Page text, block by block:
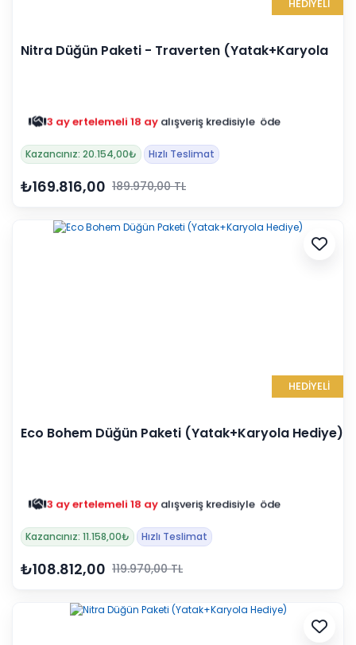
HEDİYELİ
Nitra Düğün Paketi - Traverten (Yatak+Karyola
3 ay ertelemeli 18 ay alışveriş kredisiyle öde
Kazancınız: 20.154,00₺ Hızlı Teslimat
₺169.816,00 189.970,00 TL
HEDİYELİ
Eco Bohem Düğün Paketi (Yatak+Karyola Hediye)
3 ay ertelemeli 18 ay alışveriş kredisiyle öde
Kazancınız: 11.158,00₺ Hızlı Teslimat
₺108.812,00 119.970,00 TL